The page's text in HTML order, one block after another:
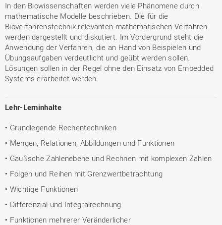
In den Biowissenschaften werden viele Phänomene durch
mathematische Modelle beschrieben. Die für die
Bioverfahrenstechnik relevanten mathematischen Verfahren
werden dargestellt und diskutiert. Im Vordergrund steht die
Anwendung der Verfahren, die an Hand von Beispielen und
Übungsaufgaben verdeutlicht und geübt werden sollen.
Lösungen sollen in der Regel ohne den Einsatz von Embedded
Systems erarbeitet werden.
Lehr-Lerninhalte
• Grundlegende Rechentechniken
• Mengen, Relationen, Abbildungen und Funktionen
• Gaußsche Zahlenebene und Rechnen mit komplexen Zahlen
• Folgen und Reihen mit Grenzwertbetrachtung
• Wichtige Funktionen
• Differenzial und Integralrechnung
• Funktionen mehrerer Veränderlicher